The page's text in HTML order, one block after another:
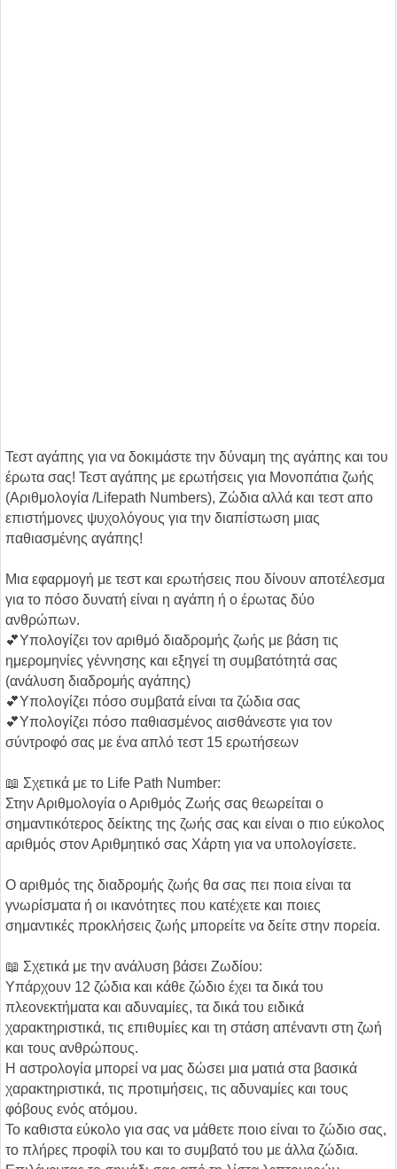
Τεστ αγάπης για να δοκιμάστε την δύναμη της αγάπης και του
έρωτα σας! Τεστ αγάπης με ερωτήσεις για Μονοπάτια ζωής
(Αριθμολογία /Lifepath Numbers), Ζώδια αλλά και τεστ απο
επιστήμονες ψυχολόγους για την διαπίστωση μιας
παθιασμένης αγάπης!
Μια εφαρμογή με τεστ και ερωτήσεις που δίνουν αποτέλεσμα
για το πόσο δυνατή είναι η αγάπη ή ο έρωτας δύο
ανθρώπων.
💕Υπολογίζει τον αριθμό διαδρομής ζωής με βάση τις
ημερομηνίες γέννησης και εξηγεί τη συμβατότητά σας
(ανάλυση διαδρομής αγάπης)
💕Υπολογίζει πόσο συμβατά είναι τα ζώδια σας
💕Υπολογίζει πόσο παθιασμένος αισθάνεστε για τον
σύντροφό σας με ένα απλό τεστ 15 ερωτήσεων
📖 Σχετικά με το Life Path Number:
Στην Αριθμολογία ο Αριθμός Ζωής σας θεωρείται ο
σημαντικότερος δείκτης της ζωής σας και είναι ο πιο εύκολος
αριθμός στον Αριθμητικό σας Χάρτη για να υπολογίσετε.
Ο αριθμός της διαδρομής ζωής θα σας πει ποια είναι τα
γνωρίσματα ή οι ικανότητες που κατέχετε και ποιες
σημαντικές προκλήσεις ζωής μπορείτε να δείτε στην πορεία.
📖 Σχετικά με την ανάλυση βάσει Ζωδίου:
Υπάρχουν 12 ζώδια και κάθε ζώδιο έχει τα δικά του
πλεονεκτήματα και αδυναμίες, τα δικά του ειδικά
χαρακτηριστικά, τις επιθυμίες και τη στάση απέναντι στη ζωή
και τους ανθρώπους.
Η αστρολογία μπορεί να μας δώσει μια ματιά στα βασικά
χαρακτηριστικά, τις προτιμήσεις, τις αδυναμίες και τους
φόβους ενός ατόμου.
Το καθιστα εύκολο για σας να μάθετε ποιο είναι το ζώδιο σας,
το πλήρες προφίλ του και το συμβατό του με άλλα ζώδια.